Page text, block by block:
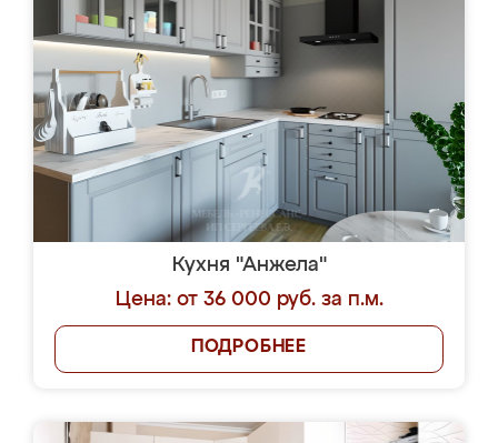
Кухня "Анжела"
Цена: от 36 000 руб. за п.м.
ПОДРОБНЕЕ